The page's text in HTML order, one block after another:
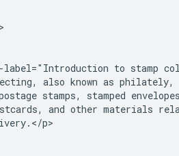
label="Introduction to stamp
also known as philately,
stamps, stamped
and other materials
p>